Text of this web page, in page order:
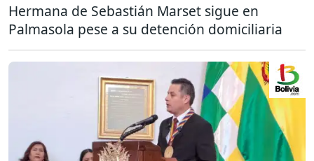
Hermana de Sebastián Marset sigue en
Palmasola pese a su detención domiciliaria